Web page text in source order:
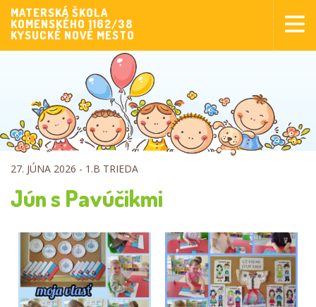
Aktivity pre deti
Fotogaléria
Naša škola
Sponzorstvo
Dokumenty
Krúžková činnosť
Zverejňovanie
MATERSKÁ ŠKOLA
KOMENSKÉHO 1162/38
KYSUCKÉ NOVÉ MESTO
27. JÚNA 2026 - 1.B TRIEDA
Jún s Pavúčikmi